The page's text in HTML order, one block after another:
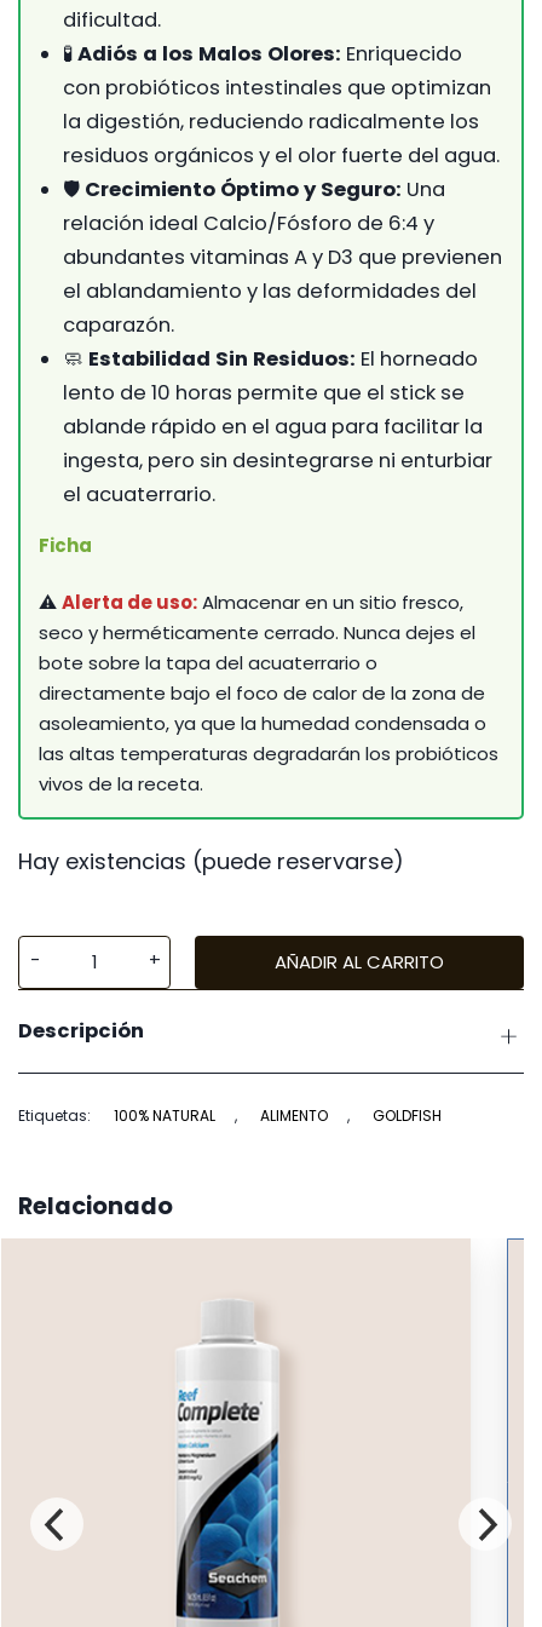
dificultad.
🧪Adiós a los Malos Olores: Enriquecido
con probióticos intestinales que optimizan
la digestión, reduciendo radicalmente los
residuos orgánicos y el olor fuerte del agua.
🛡️ Crecimiento Óptimo y Seguro: Una
relación ideal Calcio/Fósforo de 6:4 y
abundantes vitaminas A y D3 que previenen
el ablandamiento y las deformidades del
caparazón.
🧼 Estabilidad Sin Residuos: El horneado
lento de 10 horas permite que el stick se
ablande rápido en el agua para facilitar la
ingesta, pero sin desintegrarse ni enturbiar
el acuaterrario.
Ficha
⚠️Alerta de uso:Almacenar en un sitio fresco,
seco y herméticamente cerrado. Nunca dejes el
bote sobre la tapa del acuaterrario o
directamente bajo el foco de calor de la zona de
asoleamiento, ya que la humedad condensada o
las altas temperaturas degradarán los probióticos
vivos de la receta.
Hay existencias (puede reservarse)
Fresh
Nutri
AÑADIR AL CARRITO
Descripción
Etiquetas: 100% NATURAL , ALIMENTO , GOLDFISH
Relacionado